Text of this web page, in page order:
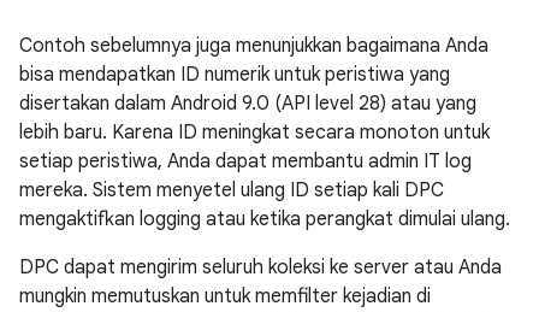
Contoh sebelumnya juga menunjukkan bagaimana Anda
bisa mendapatkan ID numerik untuk peristiwa yang
disertakan dalam Android 9.0 (API level 28) atau yang
lebih baru. Karena ID meningkat secara monoton untuk
setiap peristiwa, Anda dapat membantu admin IT log
mereka. Sistem menyetel ulang ID setiap kali DPC
mengaktifkan logging atau ketika perangkat dimulai ulang.
DPC dapat mengirim seluruh koleksi ke server atau Anda
mungkin memutuskan untuk memfilter kejadian di